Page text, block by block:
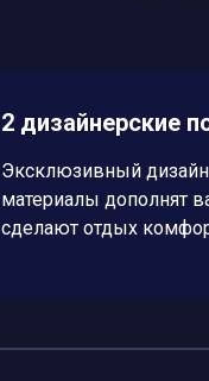
2 дизайнерские
Эксклюзивный
материалы дополнят
сделают отдых